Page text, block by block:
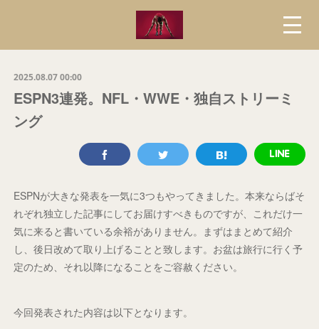
2025.08.07 00:00
ESPN3連発。NFL・WWE・独自ストリーミ
ング
ESPNが大きな発表を一気に3つもやってきました。本来ならばそ
れぞれ独立した記事にしてお届けすべきものですが、これだけ一
気に来ると書いている余裕がありません。まずはまとめて紹介
し、後日改めて取り上げることと致します。お盆は旅行に行く予
定のため、それ以降になることをご容赦ください。
今回発表された内容は以下となります。